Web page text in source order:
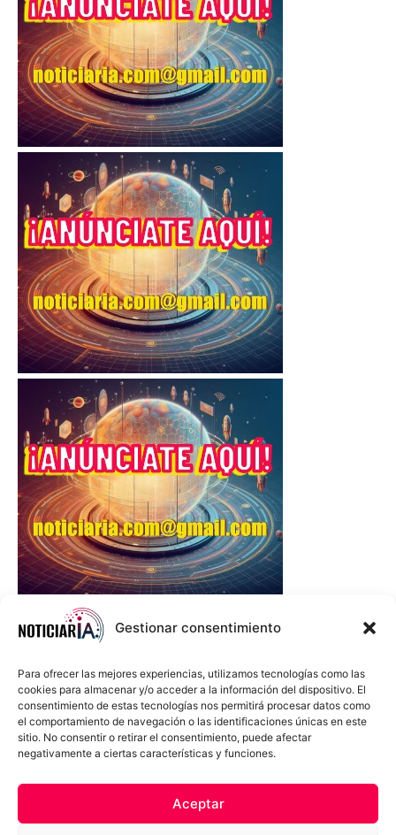
Gestionar consentimiento
Para ofrecer las mejores experiencias, utilizamos tecnologías como las
cookies para almacenar y/o acceder a la información del dispositivo. El
consentimiento de estas tecnologías nos permitirá procesar datos como
el comportamiento de navegación o las identificaciones únicas en este
sitio. No consentir o retirar el consentimiento, puede afectar
negativamente a ciertas características y funciones.
Aceptar
Política de cookies
Términos y Condiciones
Aviso Sobre el Uso de IA